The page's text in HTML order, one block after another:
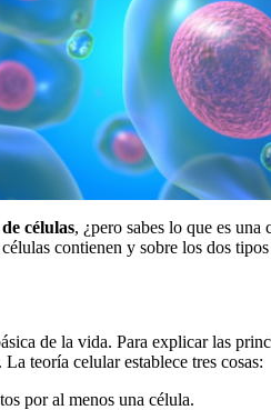
células, ¿pero sabes lo que es una
contienen y sobre los dos
de la vida. Para explicar las
teoría celular establece tres cosas:
por al menos una célula.